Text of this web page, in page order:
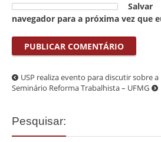
navegador para a próxima vez que
USP realiza evento para discutir sobre
Seminário Reforma Trabalhista – UFMG
Pesquisar: